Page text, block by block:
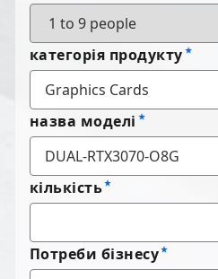
категорія продукту
назва моделі
кількість
Потреби бізнесу